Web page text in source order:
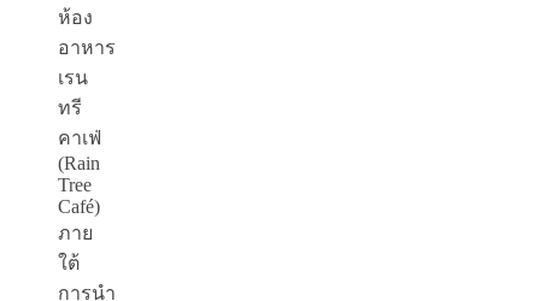
ห้อง
อาหาร
เรน
ทรี
คาเฟ่
(Rain
Tree
Café)
ภาย
ใต้
การนำ